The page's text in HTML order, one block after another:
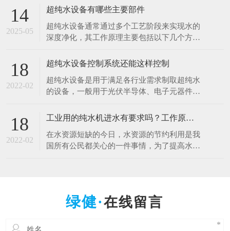
于清洗硅片、光刻、蚀刻等工艺。例如，芯片
制造中，需要使用超纯水将硅片表面的杂质清
洗干净，以确保芯片的性能和良品率。哪怕是
极其微量的杂质，都可能导致芯片电路短路或
14
2025-05
超纯水设备有哪些主要部件
超纯水设备通常通过多个工艺阶段来实现水的
深度净化，其工作原理主要包括以下几个方
等设备，通过不同粒径的石英砂、无烟煤等介
质、悬浮物等，降低水的浊度，保护后续设备
免受颗粒物质的磨损和堵塞。 2.活性炭吸附：
18
2022-02
超纯水设备控制系统还能这样控制
超纯水设备是用于满足各行业需求制取超纯水
的设备，一般用于光伏半导体、电子元器件、
制系统是十分的重要，控制着整一套超纯水设
纯水设备控制系统采用全自动PLC人机界面控
制对水处理系统进行自动监测控制，可进行自
18
2022-02
工业用的纯水机进水有要求吗？工作原理什么？
在水资源短缺的今日，水资源的节约利用是我
国所有公民都关心的一件事情，为了提高水资
备根据进水的原水质以及出水的水质要求不一
在线留言